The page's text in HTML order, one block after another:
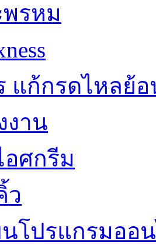
รหม
แก้กรดไหลย้
งาน
ศกรีม
ว
โปรแกรมออ